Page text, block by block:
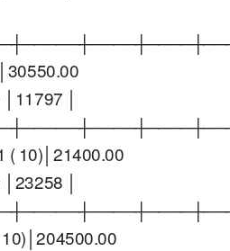
│
( 10)│21400.00
│